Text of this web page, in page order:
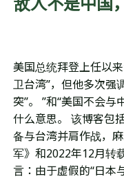
敌人不是中
美国总统拜登上任以
卫台湾”，但他多次强
突”。 ”和“美国不会与
什么意思。 该博客包
备与台湾并肩作战，
军》和2022年12月转
言：由于虚假的“日本